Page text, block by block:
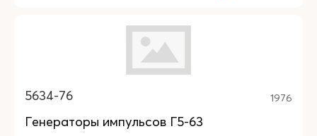
5634-76 1976
Генераторы импульсов Г5-63